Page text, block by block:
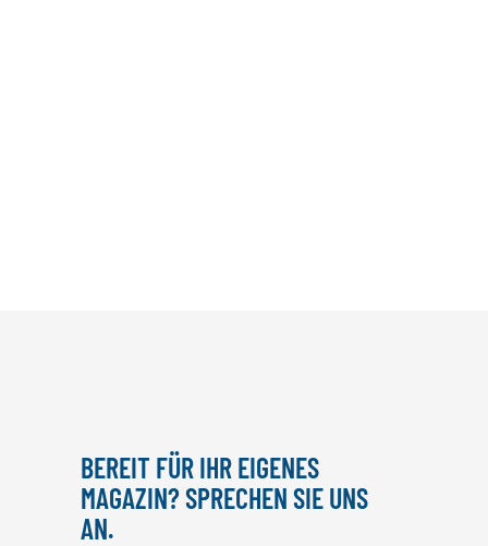
BEREIT FÜR IHR EIGENES
MAGAZIN? SPRECHEN SIE UNS
AN.